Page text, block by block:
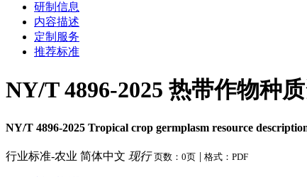
研制信息
内容描述
定制服务
推荐标准
NY/T 4896-2025 热带作物种
NY/T 4896-2025 Tropical crop germplasm resource
行业标准-农业 简体中文 现行 页数：0页 | 格式：PDF